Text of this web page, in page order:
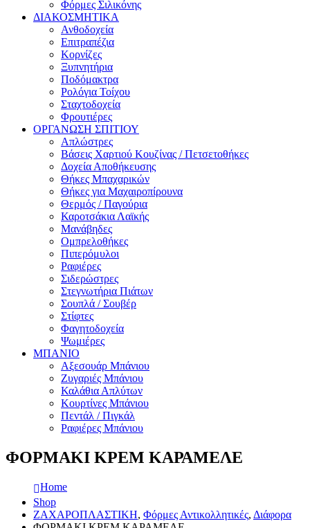
Φόρμες Σιλικόνης
ΔΙΑΚΟΣΜΗΤΙΚΑ
Ανθοδοχεία
Επιτραπέζια
Κορνίζες
Ξυπνητήρια
Ποδόμακτρα
Ρολόγια Τοίχου
Σταχτοδοχεία
Φρουτιέρες
ΟΡΓΑΝΩΣΗ ΣΠΙΤΙΟΥ
Απλώστρες
Βάσεις Χαρτιού Κουζίνας / Πετσετοθήκες
Δοχεία Αποθήκευσης
Θήκες Μπαχαρικών
Θήκες για Μαχαιροπίρουνα
Θερμός / Παγούρια
Καροτσάκια Λαϊκής
Μανάβηδες
Ομπρελοθήκες
Πιπερόμυλοι
Ραφιέρες
Σιδερώστρες
Στεγνωτήρια Πιάτων
Σουπλά / Σουβέρ
Στίφτες
Φαγητοδοχεία
Ψωμιέρες
ΜΠΑΝΙΟ
Αξεσουάρ Μπάνιου
Ζυγαριές Μπάνιου
Καλάθια Απλύτων
Κουρτίνες Μπάνιου
Πεντάλ / Πιγκάλ
Ραφιέρες Μπάνιου
ΦΟΡΜΑΚΙ ΚΡΕΜ ΚΑΡΑΜΕΛΕ
Home
Shop
ΖΑΧΑΡΟΠΛΑΣΤΙΚΗ, Φόρμες Αντικολλητικές, Διάφορα